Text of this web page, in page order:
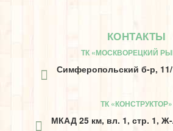
КОНТАКТЫ
ТК «МОСКВОРЕЦКИЙ
Симферопольский б-р, 11/
ТК «КОНСТРУКТОР»
МКАД 25 км, вл. 1, стр. 1,